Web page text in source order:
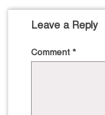
Leave a Reply
Comment *